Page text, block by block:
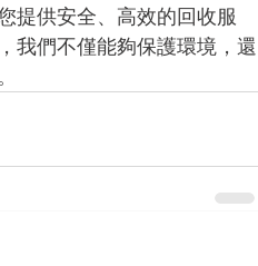
提供安全、高效的回收服
我們不僅能夠保護環境，還